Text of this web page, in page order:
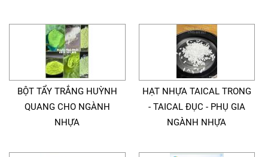
BỘT TẨY TRẮNG HUỲNH
QUANG CHO NGÀNH
NHỰA
HẠT NHỰA TAICAL TRONG
- TAICAL ĐỤC - PHỤ GIA
NGÀNH NHỰA